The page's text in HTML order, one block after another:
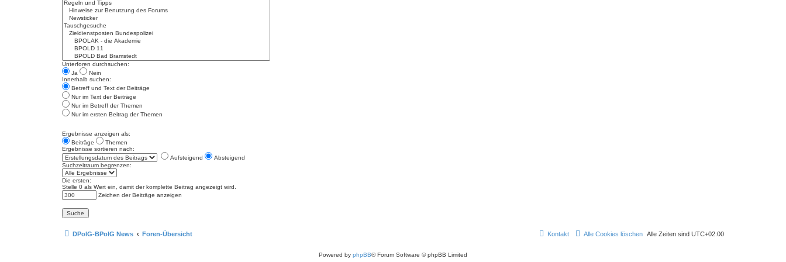
Unterforen durchsuchen:
Ja
Nein
Innerhalb suchen:
Betreff und Text der Beiträge
Nur im Text der Beiträge
Nur im Betreff der Themen
Nur im ersten Beitrag der Themen
Ergebnisse anzeigen als:
Beiträge
Themen
Ergebnisse sortieren nach:
Aufsteigend
Absteigend
Suchzeitraum begrenzen:
Die ersten:
Stelle 0 als Wert ein, damit der komplette Beitrag angezeigt wird.
Zeichen der Beiträge anzeigen
DPolG-BPolG News Foren-Übersicht Alle Zeiten sind UTC+02:00
Alle Cookies löschen
Kontakt
Powered by phpBB® Forum Software © phpBB Limited